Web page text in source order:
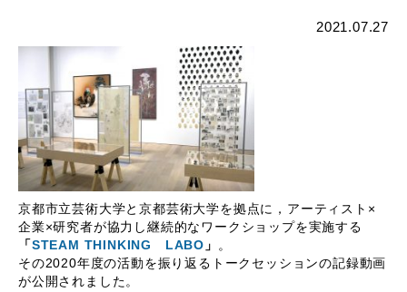
2021.07.27
京都市立芸術大学と京都芸術大学を拠点に，アーティスト×
企業×研究者が協力し継続的なワークショップを実施する
「 STEAM THINKING LABO 」 。
その2020年度の活動を振り返るトークセッションの記録動画
が公開されました。